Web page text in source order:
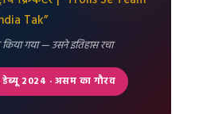
Tak”
गया — उसने इतिहास रचा
2024 · असम का गौरव